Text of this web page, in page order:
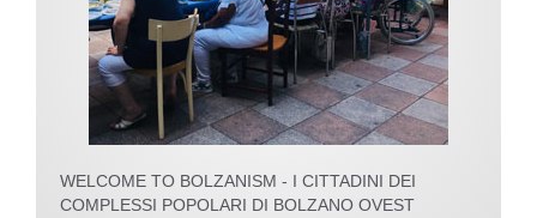
WELCOME TO BOLZANISM - I CITTADINI DEI
COMPLESSI POPOLARI DI BOLZANO OVEST